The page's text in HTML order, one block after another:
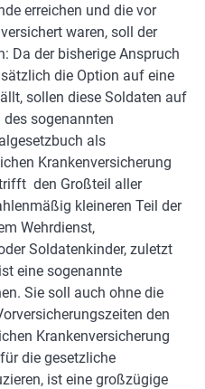
erreichen und die vor
waren, soll der
Da der bisherige Anspruch
die Option auf eine
sollen diese Soldaten auf
sogenannten
als
Krankenversicherung
den Großteil aller
kleineren Teil der
Wehrdienst,
Soldatenkinder, zuletzt
eine sogenannte
Sie soll auch ohne die
den
Krankenversicherung
die gesetzliche
ist eine großzügige